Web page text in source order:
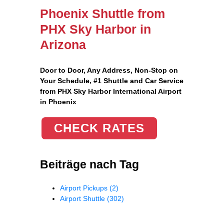
Phoenix Shuttle from
PHX Sky Harbor in
Arizona
Door to Door, Any Address, Non-Stop on
Your Schedule, #1 Shuttle and Car Service
from PHX Sky Harbor International Airport
in Phoenix
CHECK RATES
Beiträge nach Tag
Airport Pickups (2)
Airport Shuttle (302)